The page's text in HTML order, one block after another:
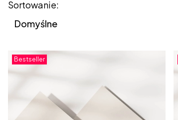
Lista produktów
Sortowanie:
Domyślne
Bestseller